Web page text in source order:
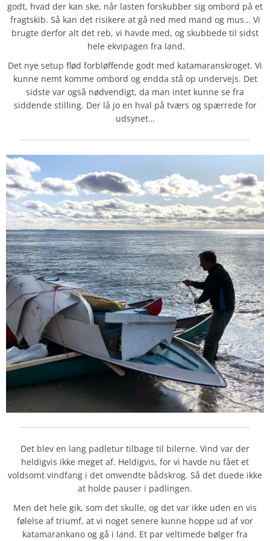
godt, hvad der kan ske, når lasten forskubber sig ombord på et
fragtskib. Så kan det risikere at gå ned med mand og mus… Vi
brugte derfor alt det reb, vi havde med, og skubbede til sidst
hele ekvipagen fra land.
Det nye setup flød forbløffende godt med katamaranskroget. Vi
kunne nemt komme ombord og endda stå op undervejs. Det
sidste var også nødvendigt, da man intet kunne se fra
siddende stilling. Der lå jo en hval på tværs og spærrede for
udsynet…
Det blev en lang padletur tilbage til bilerne. Vind var der
heldigvis ikke meget af. Heldigvis, for vi havde nu fået et
voldsomt vindfang i det omvendte bådskrog. Så det duede ikke
at holde pauser i padlingen.
Men det hele gik, som det skulle, og det var ikke uden en vis
følelse af triumf, at vi noget senere kunne hoppe ud af vor
katamarankano og gå i land. Et par veltimede bølger fra